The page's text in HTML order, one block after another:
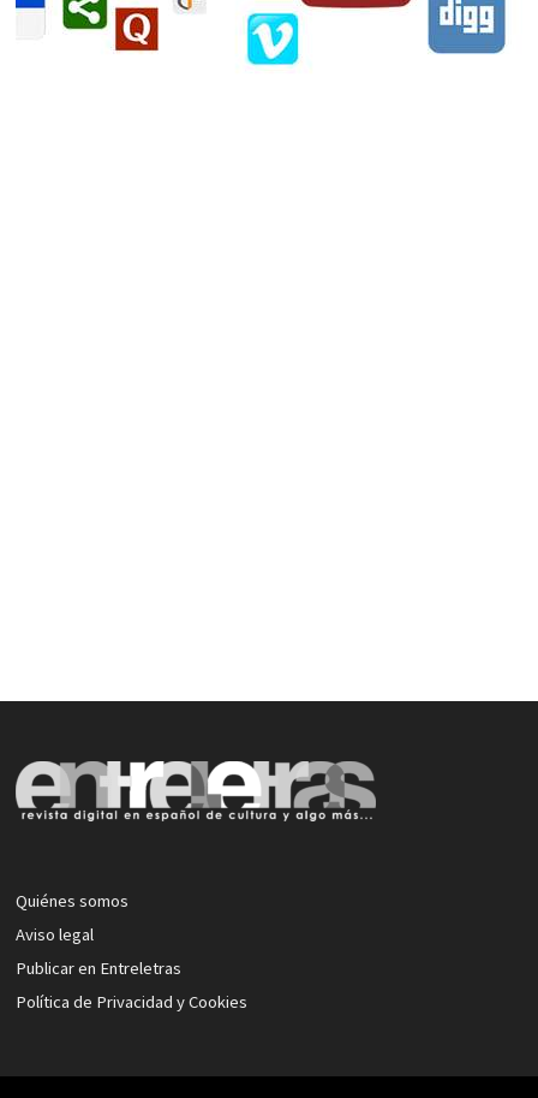
Quiénes somos
Aviso legal
Publicar en Entreletras
Política de Privacidad y Cookies